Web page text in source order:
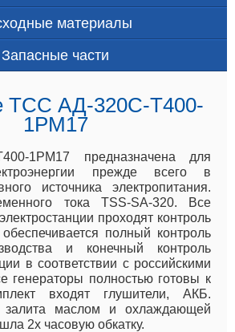
материалы
Запасные части
ТСС АД-320С-Т400-
1РМ17
1РМ17 предназначена для
прежде всего в
источника электропитания.
тока TSS-SA-320. Все
проходят контроль
полный контроль
и конечный контроль
в соответствии с российскими
генераторы полностью готовы к
входят глушители, АКБ.
залита маслом и охлаждающей
2х часовую обкатку.